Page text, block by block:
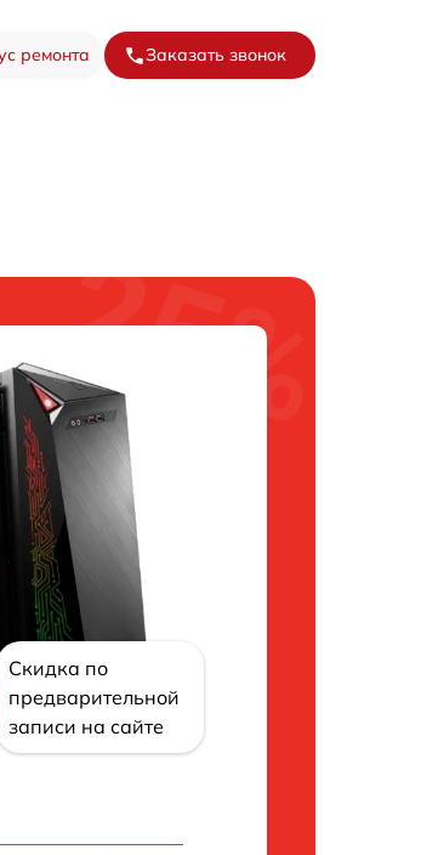
ремонта Заказать звонок
Скидка по
предварительной
записи на сайте